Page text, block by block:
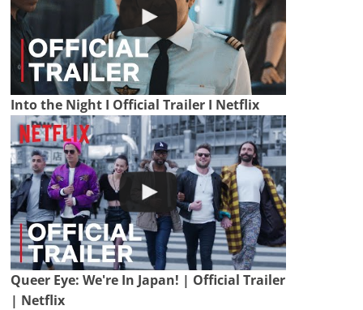
Into the Night I Official Trailer I Netflix
Queer Eye: We're In Japan! | Official Trailer
| Netflix